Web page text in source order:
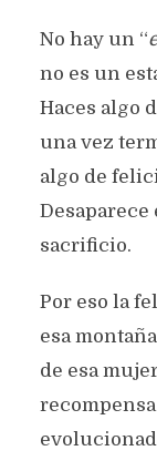
No hay un “
no es un
Haces algo
una vez
algo de
Desaparece
sacrificio.
Por eso la
esa
de esa